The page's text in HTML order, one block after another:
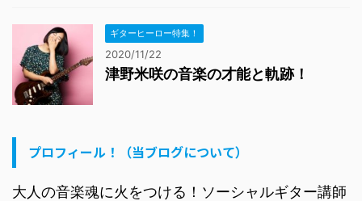
ギターヒーロー特集！
2020/11/22
津野米咲の音楽の才能と軌跡！
プロフィール！（当ブログについて）
大人の音楽魂に火をつける！ソーシャルギター講師